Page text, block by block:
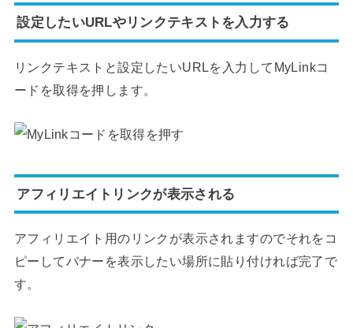
設定したいURLやリンクテキストを入力する
リンクテキストと設定したいURLを入力してMyLinkコ
ードを取得を押します。
アフィリエイトリンクが表示される
アフィリエイト用のリンクが表示されますのでそれをコ
ピーしてバナーを表示したい場所に貼り付ければ完了で
す。